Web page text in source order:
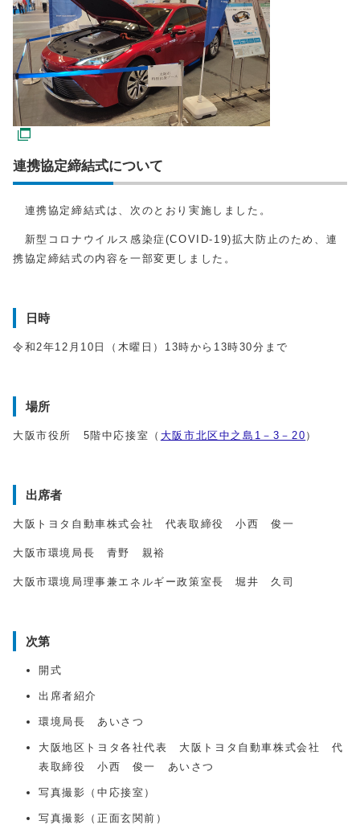
連携協定締結式について
連携協定締結式は、次のとおり実施しました。
新型コロナウイルス感染症(COVID-19)拡大防止のため、連
携協定締結式の内容を一部変更しました。
日時
令和2年12月10日（木曜日）13時から13時30分まで
場所
大阪市役所 5階中応接室（ 大阪市北区中之島1－3－20 ）
出席者
大阪トヨタ自動車株式会社 代表取締役 小西 俊一
大阪市環境局長 青野 親裕
大阪市環境局理事兼エネルギー政策室長 堀井 久司
次第
開式
出席者紹介
環境局長 あいさつ
大阪地区トヨタ各社代表 大阪トヨタ自動車株式会社 代
表取締役 小西 俊一 あいさつ
写真撮影（中応接室）
写真撮影（正面玄関前）